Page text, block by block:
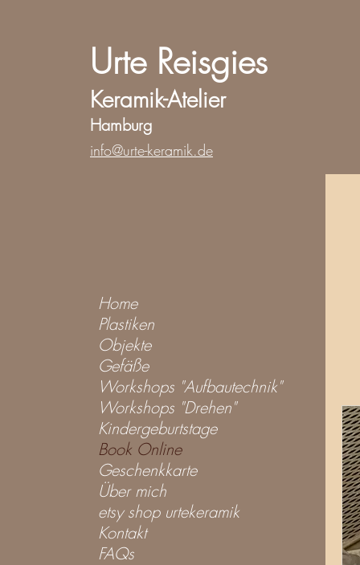
Urte Reisgies
Keramik-Atelier
Hamburg
info@urte-keramik.de
Home
Plastiken
Objekte
Gefäße
Workshops "Aufbautechnik"
Workshops "Drehen"
Kindergeburtstage
Book Online
Geschenkkarte
Über mich
etsy shop urtekeramik
Kontakt
FAQs